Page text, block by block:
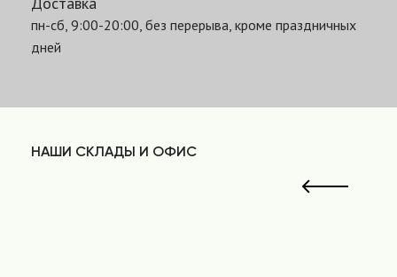
пн-сб, 9:00-20:00, без перерыва, кроме праздничных
дней
НАШИ СКЛАДЫ И ОФИС